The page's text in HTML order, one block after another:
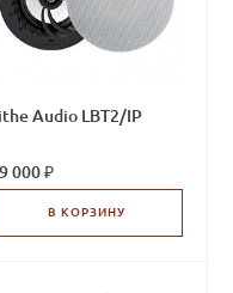
Audio LBT2/IP
000 ₽
В КОРЗИНУ